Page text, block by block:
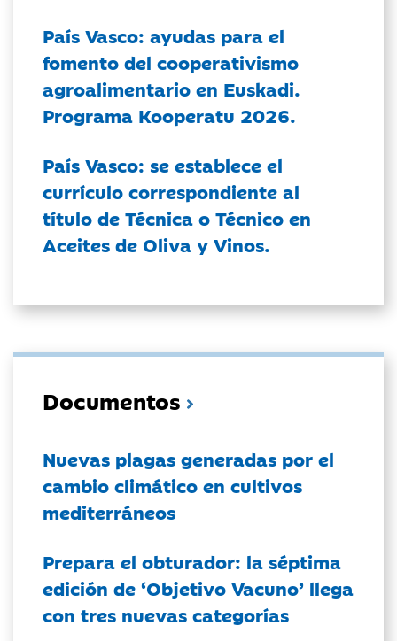
País Vasco: ayudas para el
fomento del cooperativismo
agroalimentario en Euskadi.
Programa Kooperatu 2026.
País Vasco: se establece el
currículo correspondiente al
título de Técnica o Técnico en
Aceites de Oliva y Vinos.
Documentos
Nuevas plagas generadas por el
cambio climático en cultivos
mediterráneos
Prepara el obturador: la séptima
edición de ‘Objetivo Vacuno’ llega
con tres nuevas categorías